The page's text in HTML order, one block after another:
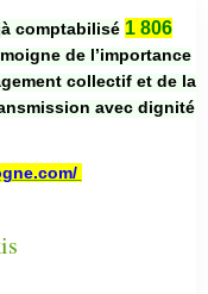
comptabilisé 1 806
de l’importance
collectif et de la
avec dignité